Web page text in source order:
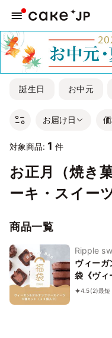
誕生日 お中元
お届け日
対象商品: 1 件
お正月（焼き
ーキ・スイー
商品一覧
Ripple
ヴィーガ
袋《ヴィ
4.5(2)最